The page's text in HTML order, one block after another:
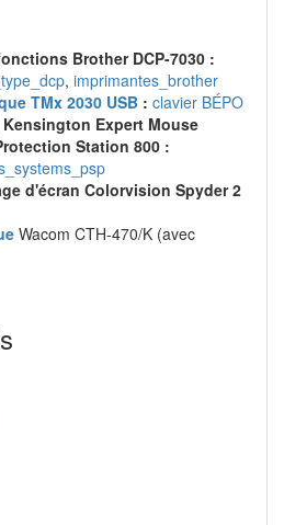
Brother DCP-7030 :
, imprimantes_brother
TMx 2030 USB : clavier BÉPO
Expert Mouse
Station 800 :
d'écran Colorvision Spyder 2
Wacom CTH-470/K (avec